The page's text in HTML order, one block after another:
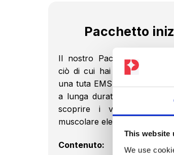
This website
We use
Pacchetto
Il nostro Pacchetto iniziale
ciò di cui hai bisogno per
una tuta EMS di alta qualità e
a lunga durata. Perfetto per
scoprire i vantaggi della
muscolare elettrica.
Contenuto: